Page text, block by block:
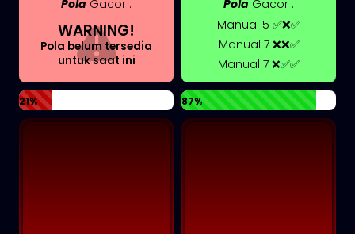
Pola Gacor :
WARNING!
Pola belum tersedia
untuk saat ini
21%
Pola Gacor :
Manual 5 ✅❌✅
Manual 7 ❌❌✅
Manual 7 ❌✅✅
87%